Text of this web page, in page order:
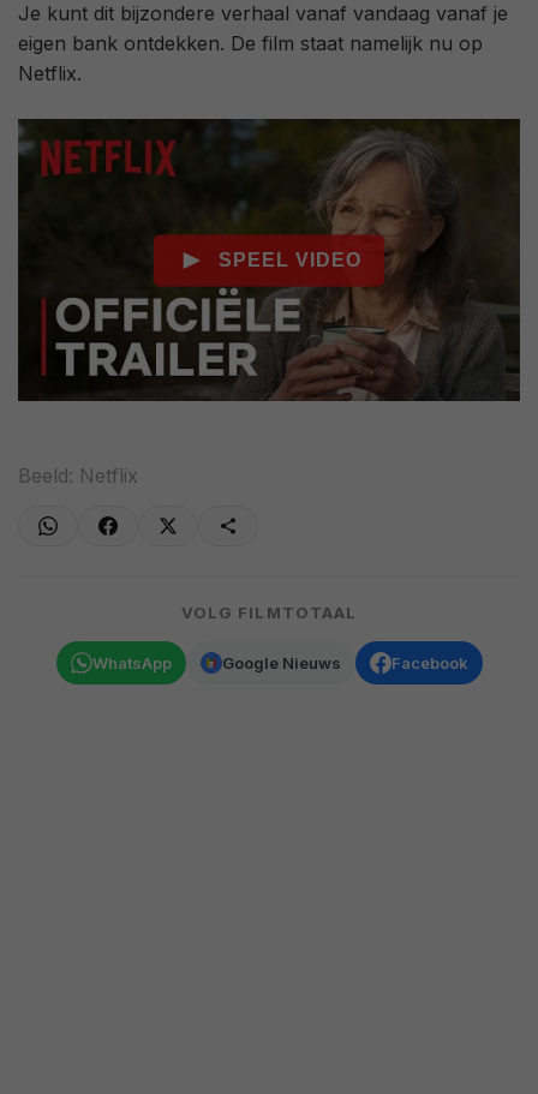
Je kunt dit bijzondere verhaal vanaf vandaag vanaf je
eigen bank ontdekken. De film staat namelijk nu op
Netflix.
Beeld: Netflix
VOLG FILMTOTAAL
WhatsApp Google Nieuws Facebook